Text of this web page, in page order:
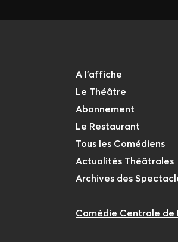
A l'affiche
Le Théâtre
Abonnement
Le Restaurant
Tous les Comédiens
Actualités Théâtrales
Archives des
Comédie Centrale de